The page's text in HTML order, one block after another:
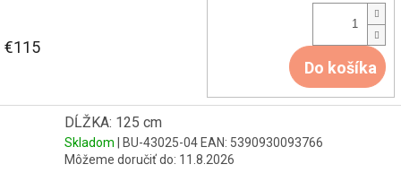
€115
Do košíka
DĹŽKA: 125 cm
Skladom | BU-43025-04 EAN: 5390930093766
Môžeme doručiť do: 11.8.2026